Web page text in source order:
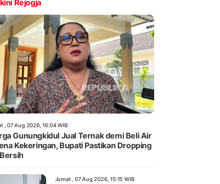
Rejogja
, 07 Aug 2026, 16:04 WIB
Gunungkidul Jual Ternak demi Beli Air
Kekeringan, Bupati Pastikan Dropping
Jumat , 07 Aug 2026, 15:15 WIB